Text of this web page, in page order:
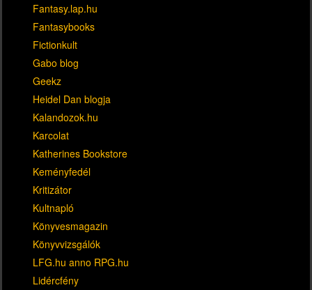
Fantasy.lap.hu
Fantasybooks
Fictionkult
Gabo blog
Geekz
Heidel Dan blogja
Kalandozok.hu
Karcolat
Katherines Bookstore
Keményfedél
Kritizátor
Kultnapló
Könyvesmagazin
Könyvvizsgálók
LFG.hu anno RPG.hu
Lidércfény